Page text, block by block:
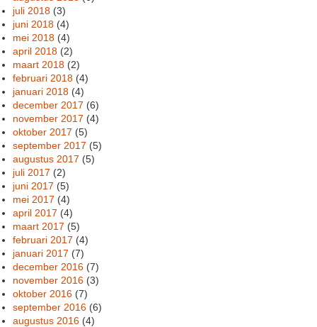
juli 2018 (3)
juni 2018 (4)
mei 2018 (4)
april 2018 (2)
maart 2018 (2)
februari 2018 (4)
januari 2018 (4)
december 2017 (6)
november 2017 (4)
oktober 2017 (5)
september 2017 (5)
augustus 2017 (5)
juli 2017 (2)
juni 2017 (5)
mei 2017 (4)
april 2017 (4)
maart 2017 (5)
februari 2017 (4)
januari 2017 (7)
december 2016 (7)
november 2016 (3)
oktober 2016 (7)
september 2016 (6)
augustus 2016 (4)